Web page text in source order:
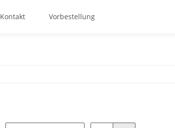
Kontakt Vorbestellung